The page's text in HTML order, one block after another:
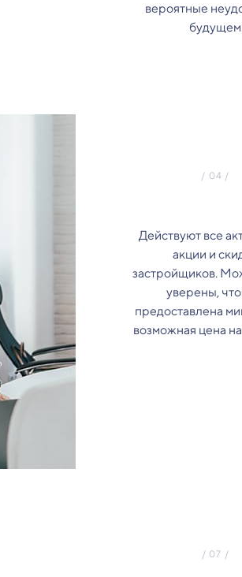
вероятные
будущем
Действуют все
акции и
застройщиков.
уверены,
предоставлена
возможная цена